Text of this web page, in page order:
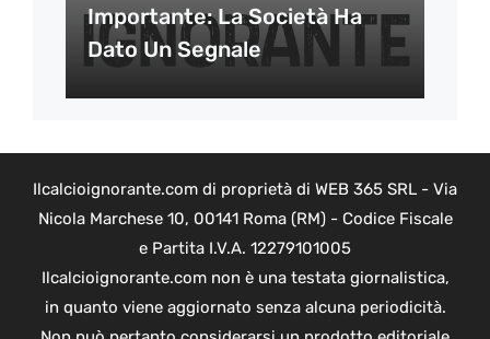
Importante: La Società Ha
Dato Un Segnale
Ilcalcioignorante.com di proprietà di WEB 365 SRL - Via
Nicola Marchese 10, 00141 Roma (RM) - Codice Fiscale
e Partita I.V.A. 12279101005
Ilcalcioignorante.com non è una testata giornalistica,
in quanto viene aggiornato senza alcuna periodicità.